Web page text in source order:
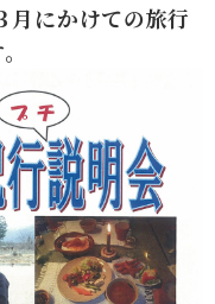
月にかけての旅行